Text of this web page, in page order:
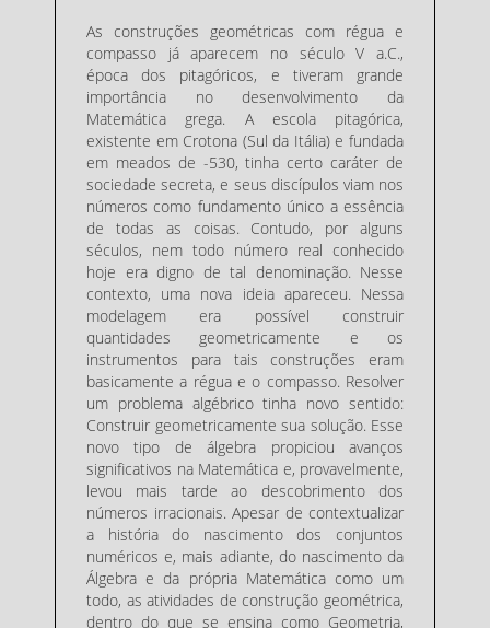
As construções geométricas com régua e
compasso já aparecem no século V a.C.,
época dos pitagóricos, e tiveram grande
importância no desenvolvimento da
Matemática grega. A escola pitagórica,
existente em Crotona (Sul da Itália) e fundada
em meados de -530, tinha certo caráter de
sociedade secreta, e seus discípulos viam nos
números como fundamento único a essência
de todas as coisas. Contudo, por alguns
séculos, nem todo número real conhecido
hoje era digno de tal denominação. Nesse
contexto, uma nova ideia apareceu. Nessa
modelagem era possível construir
quantidades geometricamente e os
instrumentos para tais construções eram
basicamente a régua e o compasso. Resolver
um problema algébrico tinha novo sentido:
Construir geometricamente sua solução. Esse
novo tipo de álgebra propiciou avanços
significativos na Matemática e, provavelmente,
levou mais tarde ao descobrimento dos
números irracionais. Apesar de contextualizar
a história do nascimento dos conjuntos
numéricos e, mais adiante, do nascimento da
Álgebra e da própria Matemática como um
todo, as atividades de construção geométrica,
dentro do que se ensina como Geometria,